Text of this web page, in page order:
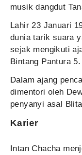
musik dangdut
Lahir 23 Januari
dunia tarik suara
sejak mengikuti
Bintang Pantura 5.
Dalam ajang
dimentori oleh
penyanyi asal
Karier
Intan Chacha